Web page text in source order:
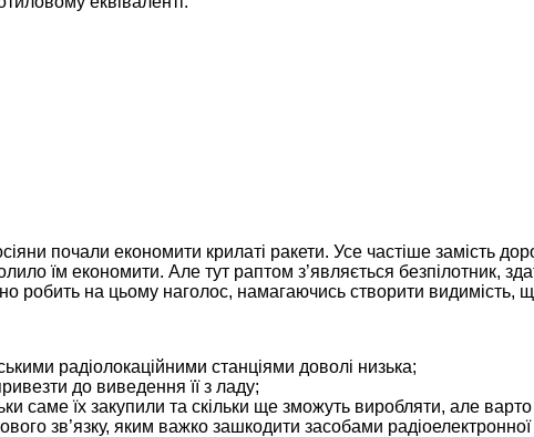
почали економити крилаті ракети. Усе частіше замість
їм економити. Але тут раптом з’являється безпілотник,
робить на цьому наголос, намагаючись створити видимість,
радіолокаційними станціями доволі низька;
до виведення її з ладу;
саме їх закупили та скільки ще зможуть виробляти, але
зв’язку, яким важко зашкодити засобами